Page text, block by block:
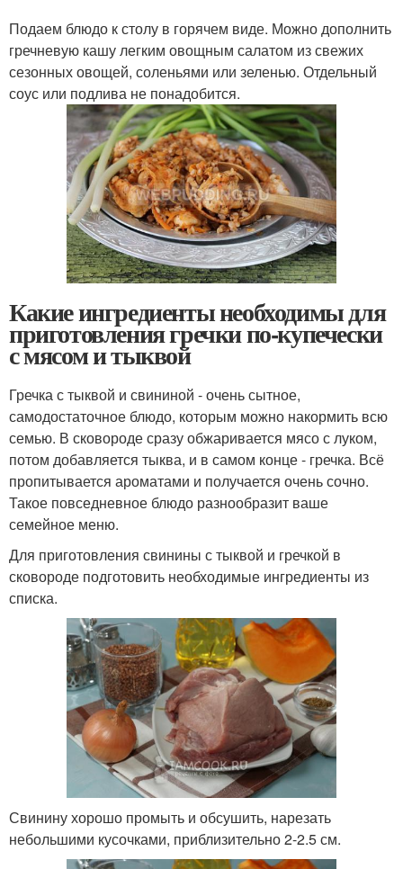
Подаем блюдо к столу в горячем виде. Можно дополнить
гречневую кашу легким овощным салатом из свежих
сезонных овощей, соленьями или зеленью. Отдельный
соус или подлива не понадобится.
Какие ингредиенты необходимы для
приготовления гречки по-купечески
с мясом и тыквой
Гречка с тыквой и свининой - очень сытное,
самодостаточное блюдо, которым можно накормить всю
семью. В сковороде сразу обжаривается мясо с луком,
потом добавляется тыква, и в самом конце - гречка. Всё
пропитывается ароматами и получается очень сочно.
Такое повседневное блюдо разнообразит ваше
семейное меню.
Для приготовления свинины с тыквой и гречкой в
сковороде подготовить необходимые ингредиенты из
списка.
Свинину хорошо промыть и обсушить, нарезать
небольшими кусочками, приблизительно 2-2.5 см.